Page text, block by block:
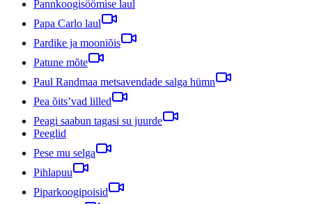
Pannkoogisöömise laul
Papa Carlo laul
Pardike ja mooniõis
Patune mõte
Paul Randmaa metsavendade salga hümn
Pea õits’vad lilled
Peagi saabun tagasi su juurde
Peeglid
Pese mu selga
Pihlapuu
Piparkoogipoisid